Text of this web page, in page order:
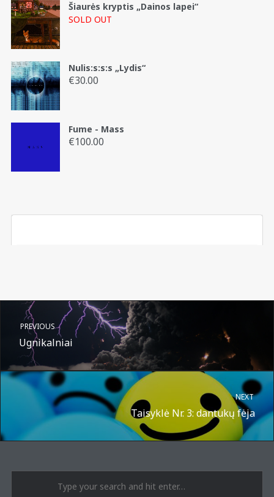
€45.00
Šiaurės kryptis „Dainos lapei“
SOLD OUT
Nulis:s:s:s „Lydis“
€30.00
Fume - Mass
€100.00
A post shared by Suru.lt - music multiactivity (@surufortherecord)
PREVIOUS
Ugnikalniai
NEXT
Taisyklė Nr. 3: dantukų fėja